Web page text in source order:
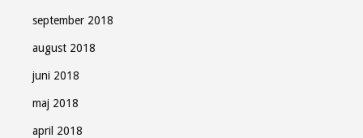
september 2018
august 2018
juni 2018
maj 2018
april 2018